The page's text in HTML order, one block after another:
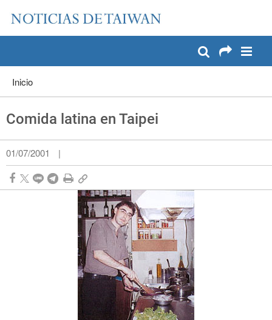
Pase a contenido principal
Inicio
Comida latina en Taipei
01/07/2001 |